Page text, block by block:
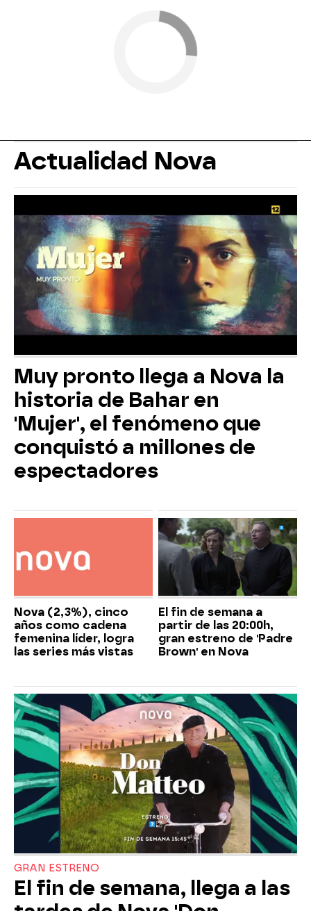
Actualidad Nova
Muy pronto llega a Nova la
historia de Bahar en
'Mujer', el fenómeno que
conquistó a millones de
espectadores
Nova (2,3%), cinco
años como cadena
femenina líder, logra
las series más vistas
El fin de semana a
partir de las 20:00h,
gran estreno de 'Padre
Brown' en Nova
GRAN ESTRENO
El fin de semana, llega a las